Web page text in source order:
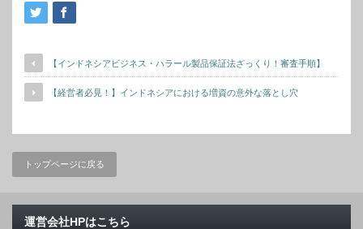
【インドネシアビジネス・ハラール製品保証法ざっくり！審査手順】
【経営者必見！】インドネシアにおける増資の意外な落とし穴
トップページに戻る
運営会社HPはこちら